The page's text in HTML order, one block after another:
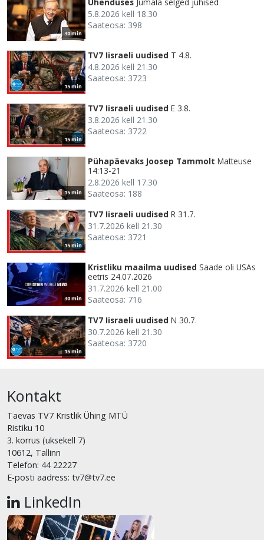
30 min
5.8.2026 kell 18.30
Saateosa: 398
15 min
TV7 Iisraeli uudised T 4.8.
4.8.2026 kell 21.30
Saateosa: 3723
15 min
TV7 Iisraeli uudised E 3.8.
3.8.2026 kell 21.30
Saateosa: 3722
15 min
Pühapäevaks Joosep Tammolt Matteuse
14:13-21
2.8.2026 kell 17.30
Saateosa: 188
15 min
TV7 Iisraeli uudised R 31.7.
31.7.2026 kell 21.30
Saateosa: 3721
30 min
Kristliku maailma uudised Saade oli USAs
eetris 24.07.2026
31.7.2026 kell 21.00
Saateosa: 716
15 min
TV7 Iisraeli uudised N 30.7.
30.7.2026 kell 21.30
Saateosa: 3720
Kontakt
Taevas TV7 Kristlik Ühing MTÜ
Ristiku 10
3. korrus (uksekell 7)
10612, Tallinn
Telefon: 44 22227
E-posti aadress: tv7@tv7.ee
LinkedIn